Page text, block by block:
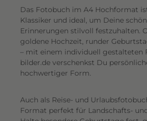
Das Fotobuch im A4 Hochformat
Klassiker und ideal, um Deine
Erinnerungen stilvoll festzuhalten.
goldene Hochzeit, runder
– mit einem individuell gestalteten
bilder.de verschenkst Du
hochwertiger Form.
Auch als Reise- und
Format perfekt für Landschafts-